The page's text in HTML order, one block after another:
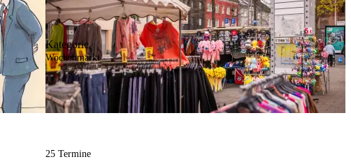
Kategorie
Wochenmarkt
25 Termine